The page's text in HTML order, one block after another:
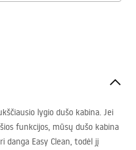
lygio dušo kabina. Jei
funkcijos, mūsų dušo kabina
Easy Clean, todėl jį